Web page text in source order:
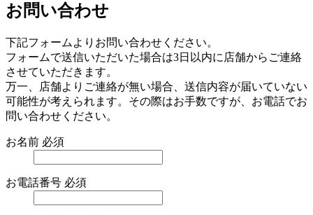
お問い合わせ
下記フォームよりお問い合わせください。
フォームで送信いただいた場合は3日以内に店舗からご連絡
させていただきます。
万一、店舗よりご連絡が無い場合、送信内容が届いていない
可能性が考えられます。その際はお手数ですが、お電話でお
問い合わせください。
お名前 必須
お電話番号 必須